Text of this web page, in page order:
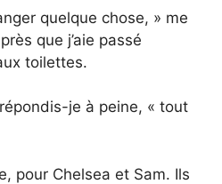
quelque chose, » me
que j’aie passé
toilettes.
je à peine, « tout
pour Chelsea et Sam. Ils